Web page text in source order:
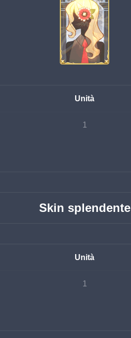
Unità
1
Skin splendente
Unità
1